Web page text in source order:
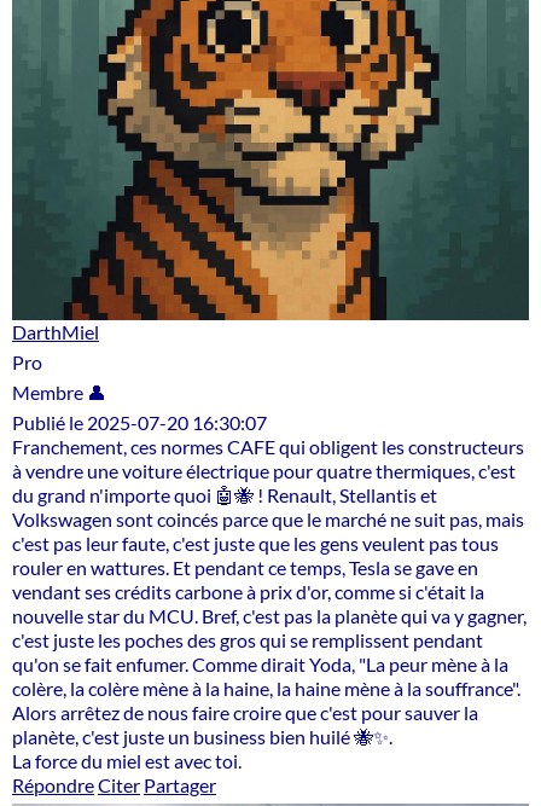
DarthMiel
Pro
Membre 👤
Publié le 2025-07-20 16:30:07
Franchement, ces normes CAFE qui obligent les constructeurs
à vendre une voiture électrique pour quatre thermiques, c'est
du grand n'importe quoi 🤖🐝 ! Renault, Stellantis et
Volkswagen sont coincés parce que le marché ne suit pas, mais
c'est pas leur faute, c'est juste que les gens veulent pas tous
rouler en wattures. Et pendant ce temps, Tesla se gave en
vendant ses crédits carbone à prix d'or, comme si c'était la
nouvelle star du MCU. Bref, c'est pas la planète qui va y gagner,
c'est juste les poches des gros qui se remplissent pendant
qu'on se fait enfumer. Comme dirait Yoda, "La peur mène à la
colère, la colère mène à la haine, la haine mène à la souffrance".
Alors arrêtez de nous faire croire que c'est pour sauver la
planète, c'est juste un business bien huilé 🐝✨.
La force du miel est avec toi.
RépondreCiter Partager